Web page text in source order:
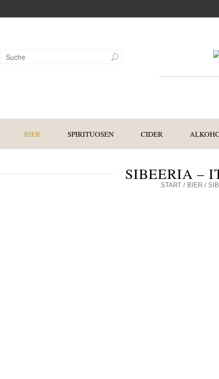
BIER SPIRITUOSEN CIDER
SIBEERIA –
START / BIER /